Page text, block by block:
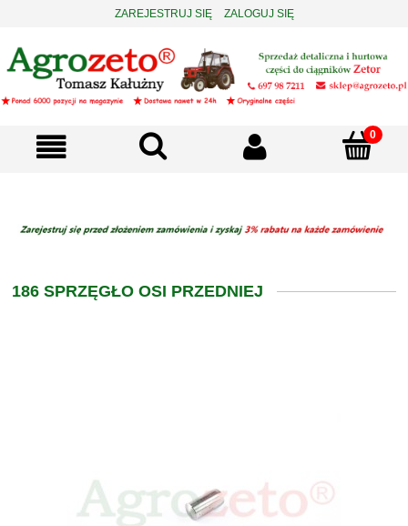
ZAREJESTRUJ SIĘ ZALOGUJ SIĘ
186 SPRZĘGŁO OSI PRZEDNIEJ